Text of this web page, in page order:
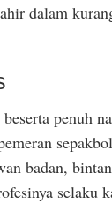
dalam
penuh
badan,
selaku